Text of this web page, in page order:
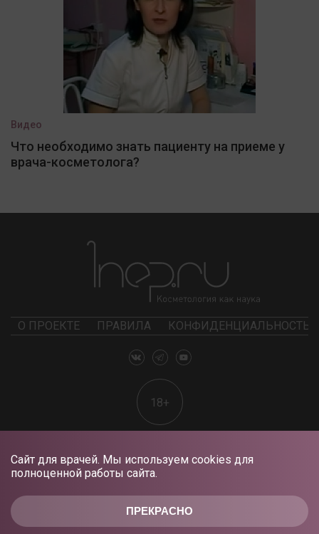
ПРЕКРАСНО
Сайт для врачей. Мы используем cookies для
полноценной работы сайта.
Видео
Что необходимо знать пациенту на приеме у
врача-косметолога?
О ПРОЕКТЕ ПРАВИЛА КОНФИДЕНЦИАЛЬНОСТЬ
18+